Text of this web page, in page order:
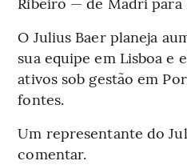
O Julius Baer planeja
sua equipe em Lisboa e
ativos sob gestão em
fontes.
Um representante do
comentar.